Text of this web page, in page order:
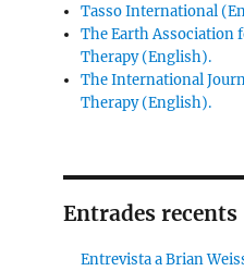
Tasso International
The Earth Association
Therapy (English).
The International
Therapy (English).
Entrades recents
Entrevista a Brian